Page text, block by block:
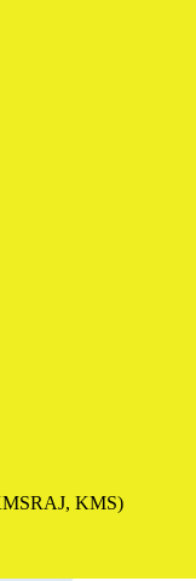
KMS)